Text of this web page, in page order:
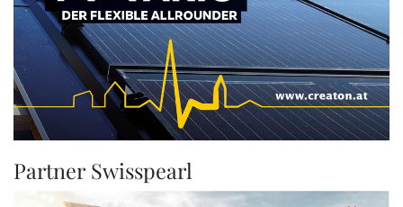
Partner Swisspearl